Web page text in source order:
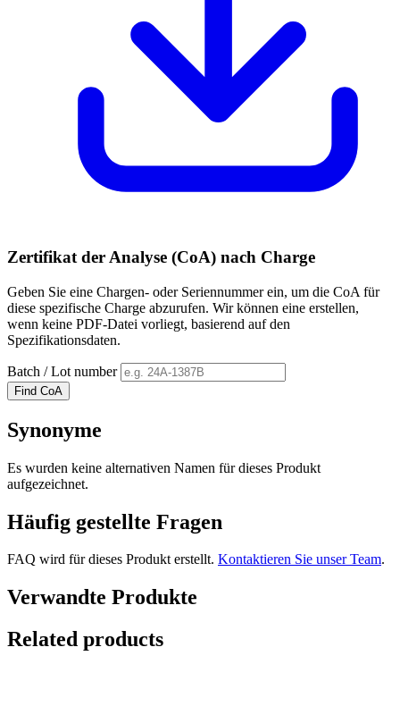
Zertifikat der Analyse (CoA) nach Charge
Geben Sie eine Chargen- oder Seriennummer ein, um die CoA für
diese spezifische Charge abzurufen. Wir können eine erstellen,
wenn keine PDF-Datei vorliegt, basierend auf den
Spezifikationsdaten.
Batch / Lot number
Find CoA
Synonyme
Es wurden keine alternativen Namen für dieses Produkt
aufgezeichnet.
Häufig gestellte Fragen
FAQ wird für dieses Produkt erstellt. Kontaktieren Sie unser Team.
Verwandte Produkte
Related products